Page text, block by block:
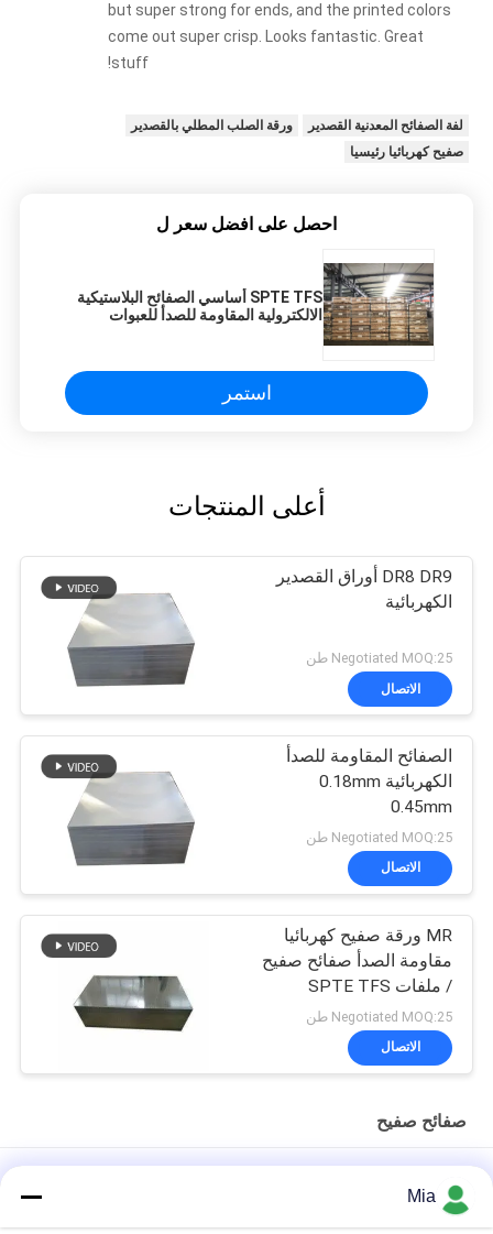
but super strong for ends, and the printed colors
come out super crisp. Looks fantastic. Great
stuff!
لفة الصفائح المعدنية القصدير
ورقة الصلب المطلي بالقصدير
صفيح كهربائيا رئيسيا
احصل على افضل سعر ل
SPTE TFS أساسي الصفائح البلاستيكية
الالكترولية المقاومة للصدأ للعبوات
استمر
أعلى المنتجات
DR8 DR9 أوراق القصدير
الكهربائية
Negotiated MOQ:25 طن
الاتصال
الصفائح المقاومة للصدأ
الكهربائية 0.18mm
0.45mm
Negotiated MOQ:25 طن
الاتصال
MR ورقة صفيح كهربائيا
مقاومة الصدأ صفائح صفيح
/ ملفات SPTE TFS
Negotiated MOQ:25 طن
الاتصال
صفائح صفيح
2.8/2.8g/m2 الطلاء
Mia